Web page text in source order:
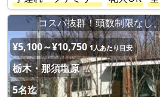
コスパ抜群！頭数制限なし
¥5,100～¥10,750 1人あたり目安
栃木・那須塩原
5名迄